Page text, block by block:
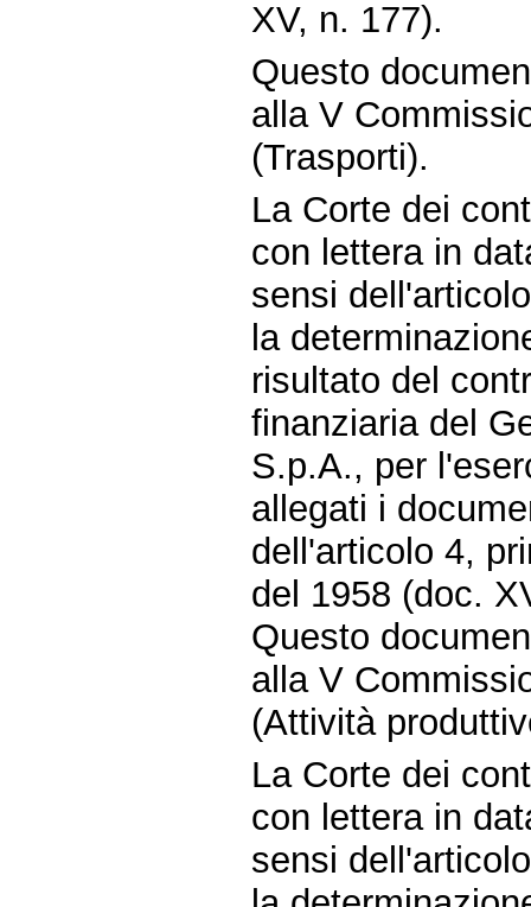
XV, n. 177).
Questo
alla V
(Trasporti).
La Corte dei
con lettera in
sensi
la
risultato del
finanziaria del
S.p.A., per
allegati i
dell'articolo 4,
del 1958 (doc.
Questo
alla V
(Attività
La Corte dei
con lettera in
sensi